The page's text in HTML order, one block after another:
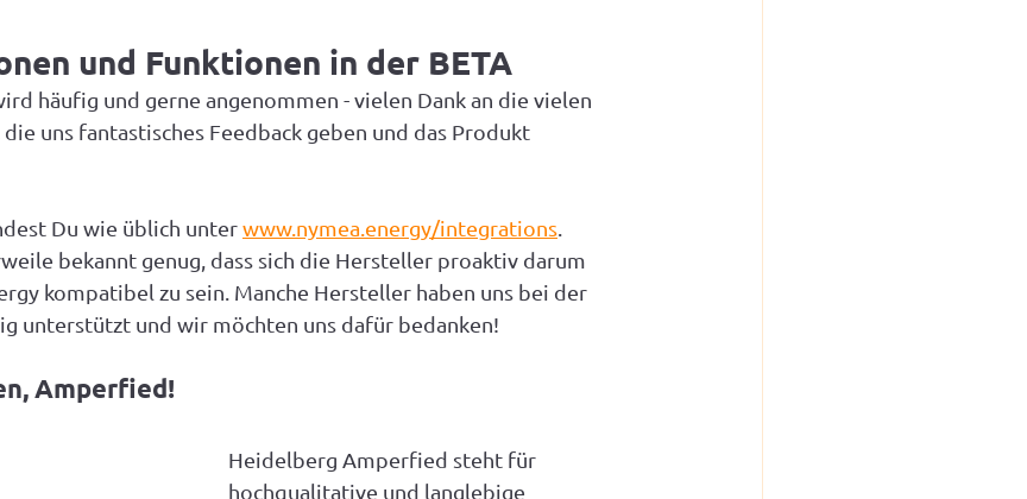
und Funktionen in der BETA
häufig und gerne angenommen - vielen Dank an die vielen
uns fantastisches Feedback geben und das Produkt
Du wie üblich unter www.nymea.energy/integrations.
bekannt genug, dass sich die Hersteller proaktiv darum
kompatibel zu sein. Manche Hersteller haben uns bei der
unterstützt und wir möchten uns dafür bedanken!
Amperfied!
Heidelberg Amperfied steht für
hochqualitative und langlebige